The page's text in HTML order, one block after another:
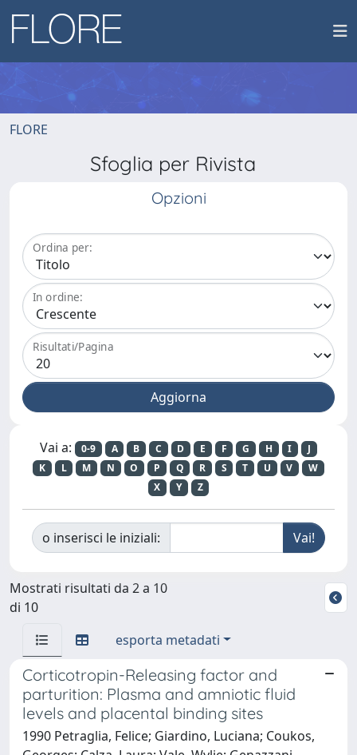
FLORE
Sfoglia per Rivista
Opzioni
Ordina per:
In ordine:
Risultati/Pagina
Vai a: 0-9 A B C D E F G H I
J
K
L M N O P Q R S T U V
W
X
Y Z
o inserisci le iniziali:
Mostrati risultati da 2 a 10
di 10
esporta metadati
Corticotropin-Releasing factor and
parturition: Plasma and amniotic fluid
levels and placental binding sites
1990 Petraglia, Felice; Giardino, Luciana; Coukos,